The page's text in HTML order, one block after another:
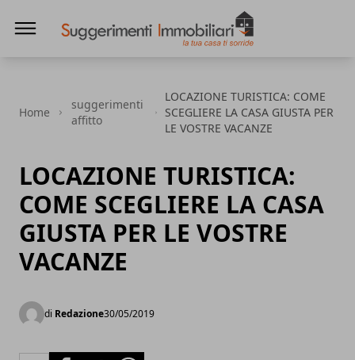
Home
suggerimenti
affitto
LOCAZIONE TURISTICA: COME
SCEGLIERE LA CASA GIUSTA PER
LE VOSTRE VACANZE
LOCAZIONE TURISTICA:
COME SCEGLIERE LA CASA
GIUSTA PER LE VOSTRE
VACANZE
di Redazione30/05/2019